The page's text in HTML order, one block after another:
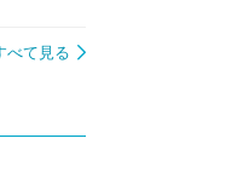
べて見る